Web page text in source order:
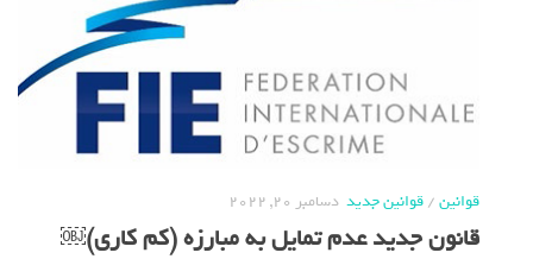
قوانین/قوانین جدید دسامبر 20, 2022
قانون جدید عدم تمایل به مبارزه (کم کاری)￼